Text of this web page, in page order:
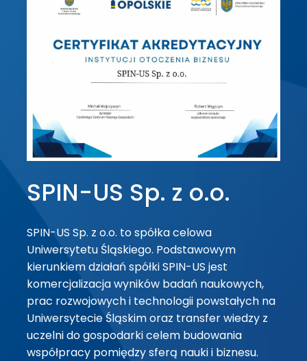
SPIN-US Sp. z o.o.
SPIN-US Sp. z o.o. to spółka celowa
Uniwersytetu Śląskiego. Podstawowym
kierunkiem działań spółki SPIN-US jest
komercjalizacja wyników badań naukowych,
prac rozwojowych i technologii powstałych na
Uniwersytecie Śląskim oraz transfer wiedzy z
uczelni do gospodarki celem budowania
współpracy pomiędzy sferą nauki i biznesu.